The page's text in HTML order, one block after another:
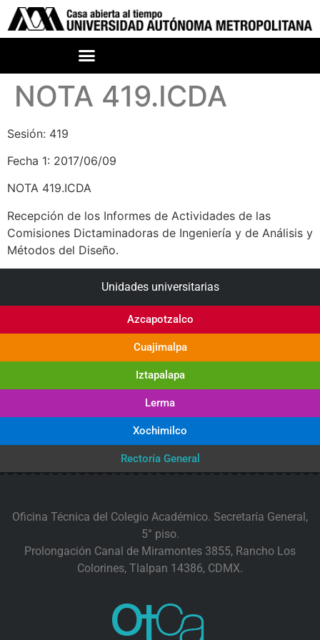
NOTA 419.ICDA
Sesión: 419
Fecha 1: 2017/06/09
NOTA 419.ICDA
Recepción de los Informes de Actividades de las
Comisiones Dictaminadoras de Ingeniería y de Análisis y
Métodos del Diseño.
Unidades universitarias
Azcapotzalco
Cuajimalpa
Iztapalapa
Lerma
Xochimilco
Rectoría General
Oficina Técnica del Colegio Académico. Secretaría General,
5° piso.
Prolongación Canal de Miramontes 3855, Rancho Los
Colorines, Tlalpan 14386, CDMX.